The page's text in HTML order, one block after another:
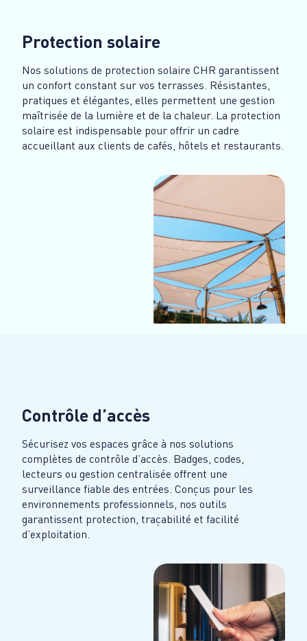
Protection solaire
Nos solutions de protection solaire CHR garantissent
un confort constant sur vos terrasses. Résistantes,
pratiques et élégantes, elles permettent une gestion
maîtrisée de la lumière et de la chaleur. La protection
solaire est indispensable pour offrir un cadre
accueillant aux clients de cafés, hôtels et restaurants.
Contrôle d’accès
Sécurisez vos espaces grâce à nos solutions
complètes de contrôle d’accès. Badges, codes,
lecteurs ou gestion centralisée offrent une
surveillance fiable des entrées. Conçus pour les
environnements professionnels, nos outils
garantissent protection, traçabilité et facilité
d’exploitation.